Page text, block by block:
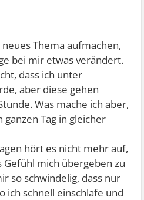
Thema aufmachen,
bei mir etwas verändert.
dass ich unter
aber diese gehen
Was mache ich aber,
Tag in gleicher
hört es nicht mehr auf,
Gefühl mich übergeben zu
so schwindelig, dass nur
ich schnell einschlafe und